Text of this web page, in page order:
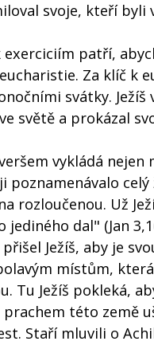
svoje, kteří byli
exerciciím patří,
Za klíč k
svátky.
světě a prokázal
vykládá
poznamenávalo
rozloučenou. Už
jediného dal" (Jan
Ježíš, aby je
místům,
Tu Ježíš pokleká,
prachem této země
Staří mluvili o